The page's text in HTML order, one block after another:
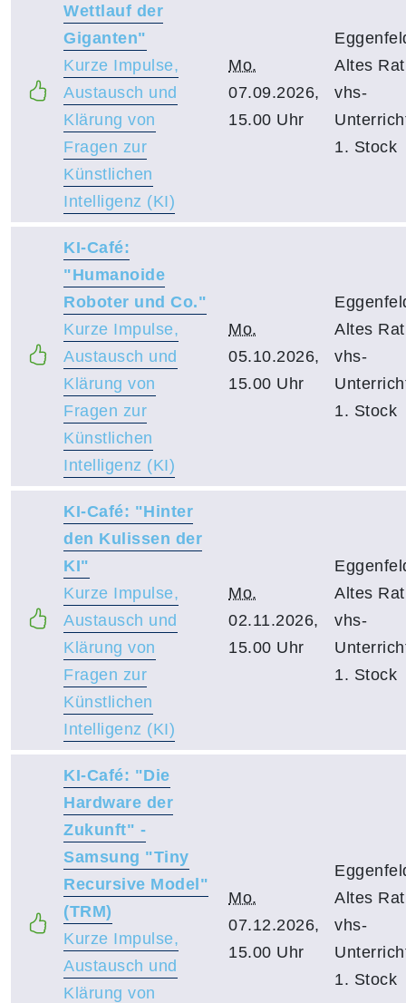
Wettlauf der
Giganten"
Kurze Impulse,
Austausch und
Klärung von
Fragen zur
Künstlichen
Intelligenz (KI)
Mo.
07.09.2026,
15.00 Uhr
Altes
vhs-
1. Stock
KI-Café:
"Humanoide
Roboter und Co."
Kurze Impulse,
Austausch und
Klärung von
Fragen zur
Künstlichen
Intelligenz (KI)
Mo.
05.10.2026,
15.00 Uhr
Altes
vhs-
1. Stock
KI-Café: "Hinter
den Kulissen der
KI"
Kurze Impulse,
Austausch und
Klärung von
Fragen zur
Künstlichen
Intelligenz (KI)
Mo.
02.11.2026,
15.00 Uhr
Altes
vhs-
1. Stock
KI-Café: "Die
Hardware der
Zukunft" -
Samsung "Tiny
Recursive Model"
(TRM)
Kurze Impulse,
Austausch und
Klärung von
Mo.
07.12.2026,
15.00 Uhr
Altes
vhs-
1. Stock